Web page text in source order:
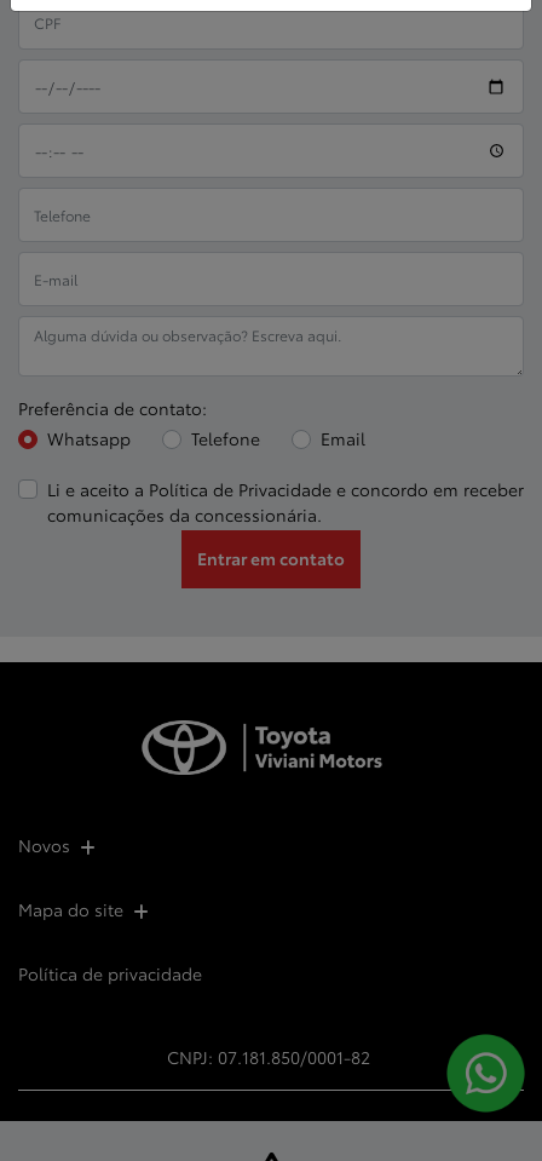
Preferência de contato:
Whatsapp
Telefone Email
Li e aceito a Política de Privacidade e concordo em receber
comunicações da concessionária.
Entrar em contato
Novos
Mapa do site
Política de privacidade
CNPJ: 07.181.850/0001-82